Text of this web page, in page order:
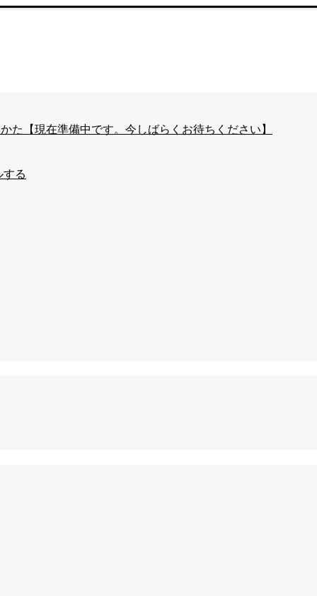
た【現在準備中です。今しばらくお待ちください】
する